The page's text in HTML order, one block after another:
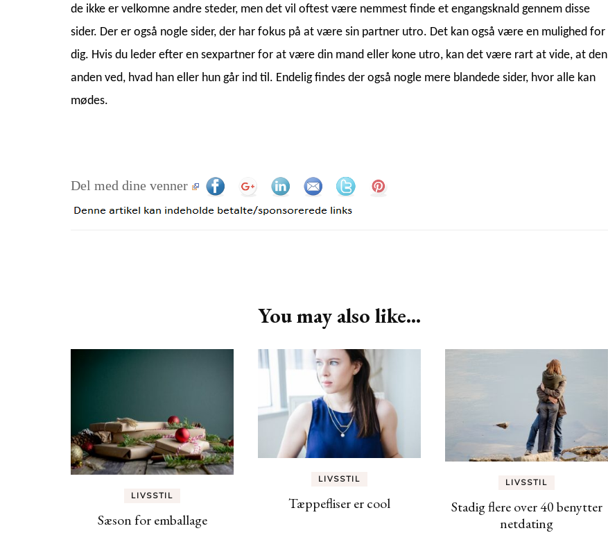
de ikke er velkomne andre steder, men det vil oftest være nemmest finde et engangsknald gennem disse
sider. Der er også nogle sider, der har fokus på at være sin partner utro. Det kan også være en mulighed for
dig. Hvis du leder efter en sexpartner for at være din mand eller kone utro, kan det være rart at vide, at den
anden ved, hvad han eller hun går ind til. Endelig findes der også nogle mere blandede sider, hvor alle kan
mødes.
Del med dine venner
You may also like...
LIVSSTIL
Sæson for emballage
LIVSSTIL
Tæppefliser er cool
LIVSSTIL
Stadig flere over 40 benytter
netdating